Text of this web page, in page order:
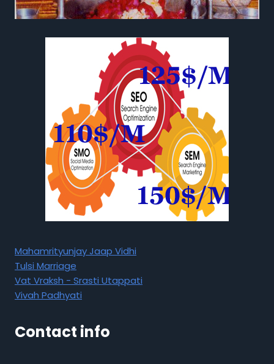
Mahamrityunjay Jaap Vidhi
Tulsi Marriage
Vat Vraksh - Srasti Utappati
Vivah Padhyati
Contact info